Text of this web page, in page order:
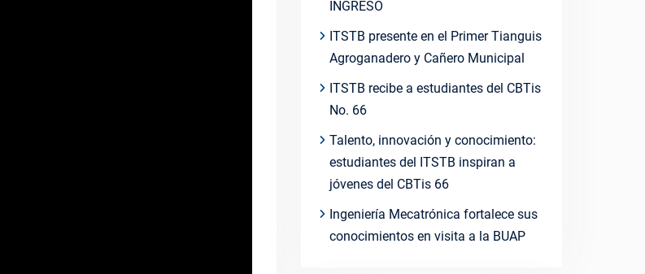
INGRESO
ITSTB presente en el Primer Tianguis
Agroganadero y Cañero Municipal
ITSTB recibe a estudiantes del CBTis
No. 66
Talento, innovación y conocimiento:
estudiantes del ITSTB inspiran a
jóvenes del CBTis 66
Ingeniería Mecatrónica fortalece sus
conocimientos en visita a la BUAP